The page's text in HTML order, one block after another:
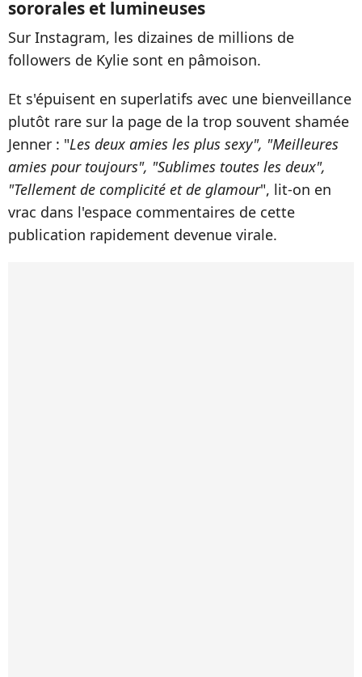
sororales et lumineuses
Sur Instagram, les dizaines de millions de
followers de Kylie sont en pâmoison.
Et s'épuisent en superlatifs avec une bienveillance
plutôt rare sur la page de la trop souvent shamée
Jenner : "Les deux amies les plus sexy", "Meilleures
amies pour toujours", "Sublimes toutes les deux",
"Tellement de complicité et de glamour", lit-on en
vrac dans l'espace commentaires de cette
publication rapidement devenue virale.